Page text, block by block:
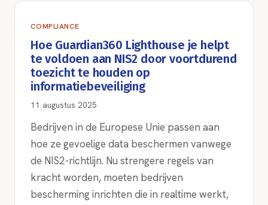
COMPLIANCE
Hoe Guardian360 Lighthouse je helpt
te voldoen aan NIS2 door voortdurend
toezicht te houden op
informatiebeveiliging
11 augustus 2025
Bedrijven in de Europese Unie passen aan
hoe ze gevoelige data beschermen vanwege
de NIS2-richtlijn. Nu strengere regels van
kracht worden, moeten bedrijven
bescherming inrichten die in realtime werkt,